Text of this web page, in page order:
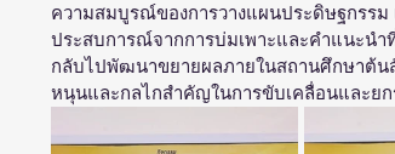
ความสมบูรณ์ของการวางแผนประดิษฐกรร
ประสบการณ์จากการบ่มเพาะและคำแนะน
กลับไปพัฒนาขยายผลภายในสถานศึกษาต้น
หนุนและกลไกสำคัญในการขับเคลื่อนและย